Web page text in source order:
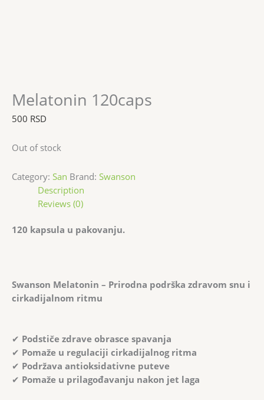
Melatonin 120caps
500 RSD
Out of stock
Category: San Brand: Swanson
Description
Reviews (0)
120 kapsula u pakovanju.
Swanson Melatonin – Prirodna podrška zdravom snu i
cirkadijalnom ritmu
✔ Podstiče zdrave obrasce spavanja
✔ Pomaže u regulaciji cirkadijalnog ritma
✔ Podržava antioksidativne puteve
✔ Pomaže u prilagođavanju nakon jet laga